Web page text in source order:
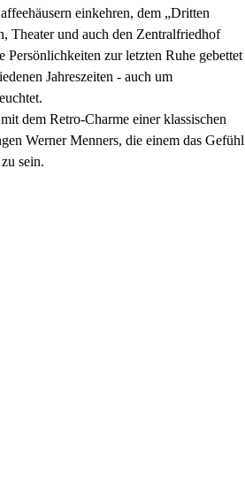
einkehren, dem „Dritten
Theater und auch den Zentralfriedhof
Persönlichkeiten zur letzten Ruhe gebettet
Jahreszeiten - auch um
dem Retro-Charme einer klassischen
Werner Menners, die einem das Gefühl
sein.